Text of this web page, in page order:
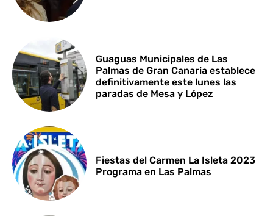
Guaguas Municipales de Las
Palmas de Gran Canaria establece
definitivamente este lunes las
paradas de Mesa y López
Fiestas del Carmen La Isleta 2023
Programa en Las Palmas